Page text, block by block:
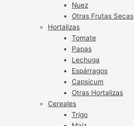
Nuez
Otras Frutas Secas
Hortalizas
Tomate
Papas
Lechuga
Espárragos
Capsicum
Otras Hortalizas
Cereales
Trigo